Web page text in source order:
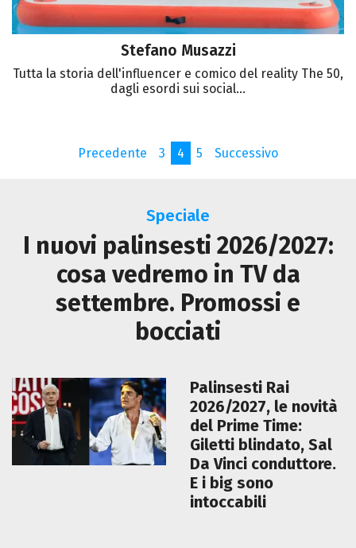
Stefano Musazzi
Tutta la storia dell'influencer e comico del reality The 50,
dagli esordi sui social...
Precedente 3 4 5 Successivo
Speciale
I nuovi palinsesti 2026/2027:
cosa vedremo in TV da
settembre. Promossi e
bocciati
Palinsesti Rai
2026/2027, le novità
del Prime Time:
Giletti blindato, Sal
Da Vinci conduttore.
E i big sono
intoccabili